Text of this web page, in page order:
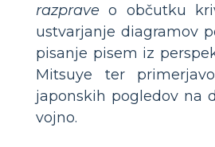
razprave o občutku
ustvarjanje diagramov
pisanje pisem iz
Mitsuye ter
japonskih pogledov na
vojno.